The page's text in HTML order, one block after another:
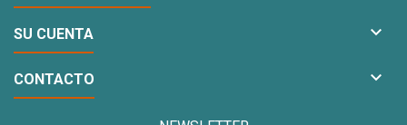
SU CUENTA 
CONTACTO 